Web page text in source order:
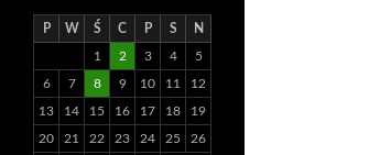
P W Ś C P S N
1 2 3 4 5
6 7 8 9 10 11 12
13 14 15 16 17 18 19
20 21 22 23 24 25 26